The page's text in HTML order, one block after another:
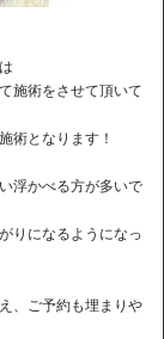
施術をさせて頂いて
術となります！
浮かべる方が多いで
りになるようになっ
、ご予約も埋まりや